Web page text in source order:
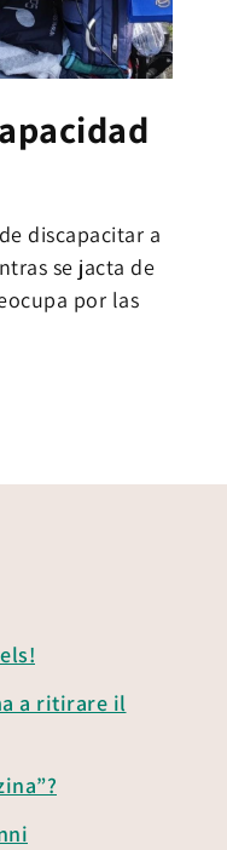
discapacitar a
se jacta de
por las
a ritirare il